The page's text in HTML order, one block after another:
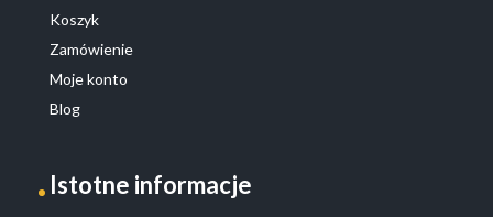
Koszyk
Zamówienie
Moje konto
Blog
Istotne informacje